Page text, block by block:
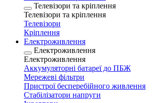
Телевізори та кріплення
Телевізори та кріплення
Телевізори
Кріплення
Електроживлення
Електроживлення
Електроживлення
Аккумуляторні батареї до ПБЖ
Мережеві фільтри
Пристрої бесперебійного живлення
Стабілізатори напруги